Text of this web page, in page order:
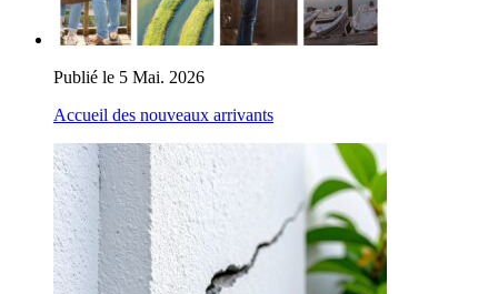
Publié le 5 Mai. 2026
Accueil des nouveaux arrivants